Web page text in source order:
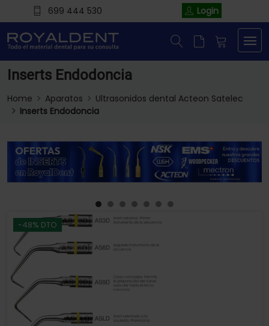
699 444 530 Login
Inserts Endodoncia
Home Aparatos
Ultrasonidos dental Acteon Satelec
Inserts Endodoncia
-48% DTO